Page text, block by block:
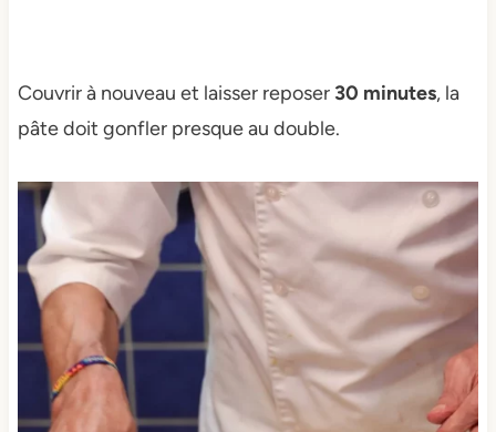
Couvrir à nouveau et laisser reposer 30 minutes, la
pâte doit gonfler presque au double.